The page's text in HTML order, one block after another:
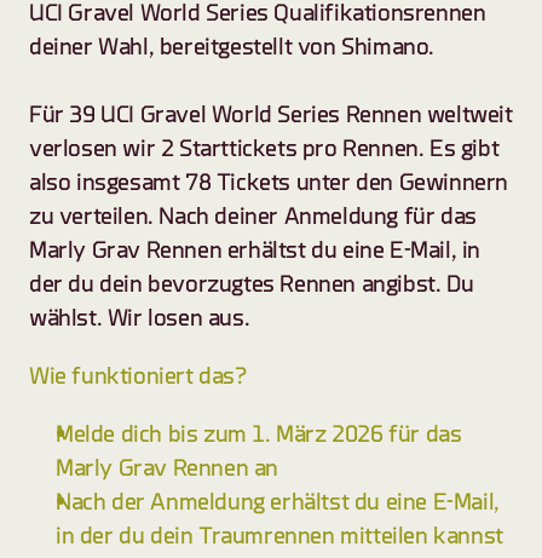
UCI Gravel World Series Qualifikationsrennen
deiner Wahl, bereitgestellt von Shimano.
Für 39 UCI Gravel World Series Rennen weltweit
verlosen wir 2 Starttickets pro Rennen. Es gibt
also insgesamt 78 Tickets unter den Gewinnern
zu verteilen. Nach deiner Anmeldung für das
Marly Grav Rennen erhältst du eine E-Mail, in
der du dein bevorzugtes Rennen angibst. Du
wählst. Wir losen aus.
Wie funktioniert das?
Melde dich bis zum 1. März 2026 für das
Marly Grav Rennen an
Nach der Anmeldung erhältst du eine E-Mail,
in der du dein Traumrennen mitteilen kannst